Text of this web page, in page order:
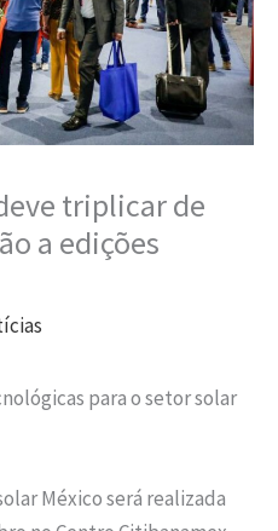
triplicar de
a edições
para o setor solar
México será realizada